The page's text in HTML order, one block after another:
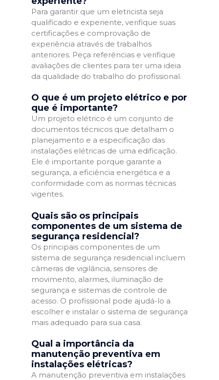
Para garantir que um eletricista seja
qualificado e experiente, verifique suas
certificações e comprovação de
experiência através de trabalhos
anteriores. Peça referências e verifique
avaliações de clientes para ter uma ideia
da qualidade do trabalho do profissional.
O que é um projeto elétrico e por
que é importante?
Um projeto elétrico é um conjunto de
documentos técnicos que detalham o
planejamento e a especificação das
instalações elétricas de uma edificação.
Ele é importante porque garante a
segurança, a eficiência energética e a
conformidade com as normas técnicas
vigentes.
Quais são os principais
componentes de um sistema de
segurança residencial?
Os principais componentes de um
sistema de segurança residencial incluem
câmeras de vigilância, sensores de
movimento, alarmes, iluminação de
segurança e sistemas de controle de
acesso. O profissional pode ajudá-lo a
escolher e instalar o sistema de segurança
mais adequado para sua casa.
Qual a importância da
manutenção preventiva em
instalações elétricas?
A manutenção preventiva em instalações